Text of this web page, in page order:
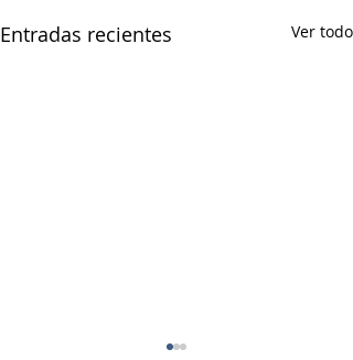
Entradas recientes Ver todo